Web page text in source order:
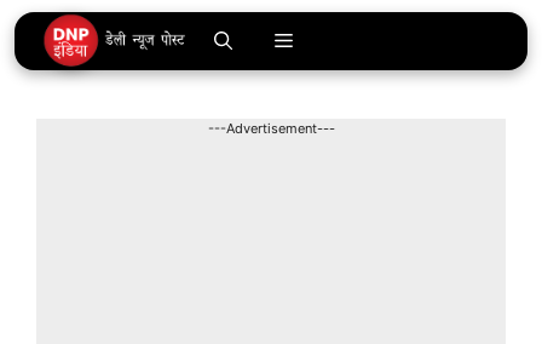
Skip
to
content
Menu
---Advertisement---